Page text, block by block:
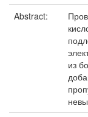
Abstract:
из